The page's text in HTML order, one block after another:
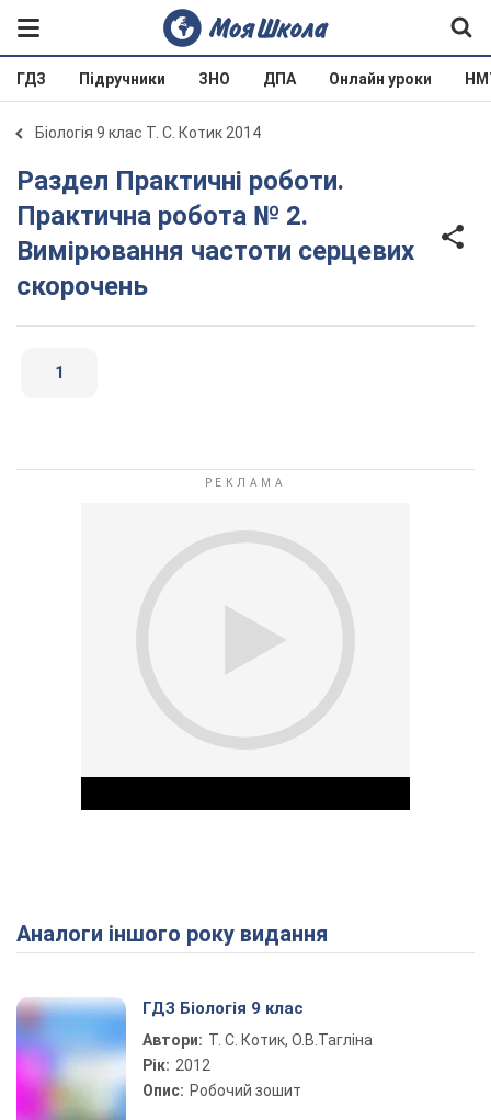
ГДЗ Підручники ЗНО ДПА Онлайн уроки
Біологія 9 клас Т. С. Котик 2014
Раздел Практичні роботи.
Практична робота № 2.
Вимірювання частоти серцевих
скорочень
1
Play Video
Аналоги іншого року видання
ГДЗ Біологія 9 клас
Автори: Т. С. Котик, О.В.Тагліна
Рік: 2012
Опис: Робочий зошит